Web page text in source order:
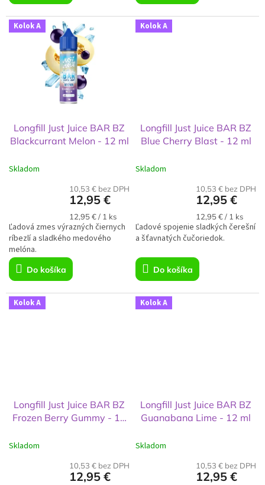
Kolok A
Longfill Just Juice BAR BZ
Blackcurrant Melon - 12 ml
Skladom
10,53 € bez DPH
12,95 €
Jednotková
cena:
12,95 € / 1 ks
Do košíka
Ľadová zmes výrazných čiernych
ríbezlí a sladkého medového
melóna.
Kolok A
Longfill Just Juice BAR BZ
Blue Cherry Blast - 12 ml
Skladom
10,53 € bez DPH
12,95 €
Jednotková
cena:
12,95 € / 1 ks
Do košíka
Ľadové spojenie sladkých čerešní
a šťavnatých čučoriedok.
Kolok A
Longfill Just Juice BAR BZ
Frozen Berry Gummy - 12
Skladom
10,53 € bez DPH
12,95 €
Kolok A
Longfill Just Juice BAR BZ
Guanabana Lime - 12 ml
Skladom
10,53 € bez DPH
12,95 €